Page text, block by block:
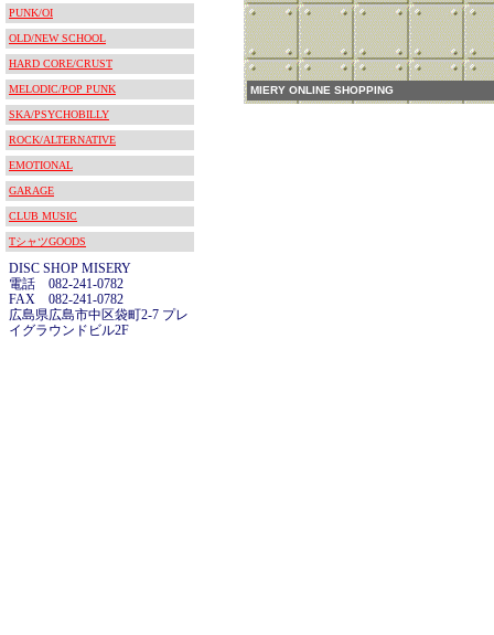
PUNK/OI
OLD/NEW SCHOOL
HARD CORE/CRUST
MELODIC/POP PUNK
SKA/PSYCHOBILLY
ROCK/ALTERNATIVE
EMOTIONAL
GARAGE
CLUB MUSIC
TシャツGOODS
DISC SHOP MISERY
電話 082-241-0782
FAX 082-241-0782
広島県広島市中区袋町2-7 プレ
イグラウンドビル2F
MIERY ONLINE SHOPPING